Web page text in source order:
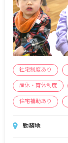
社宅制度あり
産休・育休制度
住宅補助あり
勤務地